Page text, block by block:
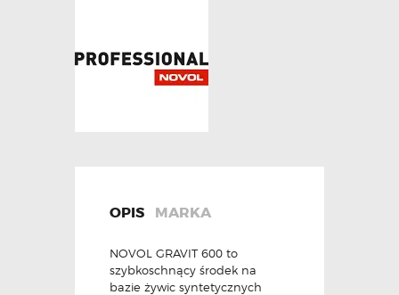
OPIS MARKA
NOVOL GRAVIT 600 to
szybkoschnący środek na
bazie żywic syntetycznych